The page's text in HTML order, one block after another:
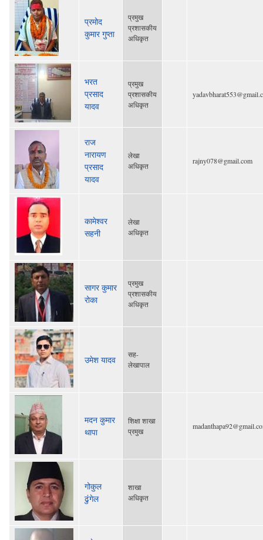
प्रमोद
कुमार गुप्ता
प्रमुख
प्रशासकीय
अधिकृत
भरत
प्रसाद
यादव
प्रमुख
प्रशासकीय
अधिकृत
राज
नारायण
प्रसाद
यादव
लेखा
अधिकृत
rajny078@gmail.com
कामेश्वर
सहनी
लेखा
अधिकृत
सागर कुमार
रोका
प्रमुख
प्रशासकीय
अधिकृत
उमेश यादव
सह-
लेखापाल
मदन कुमार
थापा
शिक्षा शाखा
प्रमुख
गोकुल
ढुंगेल
शाखा
अधिकृत